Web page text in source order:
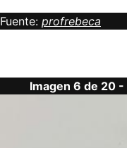
Fuente: profrebeca
Imagen 6 de 20 -